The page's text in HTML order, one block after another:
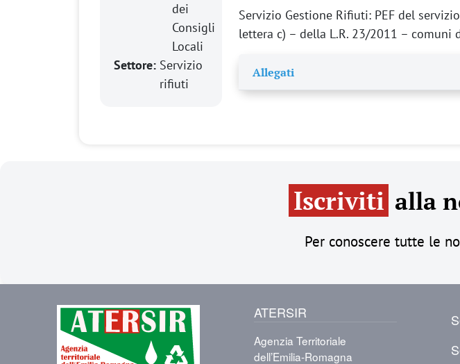
dei
Consigli
Locali
Settore: Servizio
rifiuti
Servizio Gestione Rifiuti: PEF del
lettera c) – della L.R. 23/2011 – comuni
Allegati
Iscriviti alla
Per conoscere tutte le
Immagine ATERSIR
Agenzia Territoriale
dell’Emilia-Romagna